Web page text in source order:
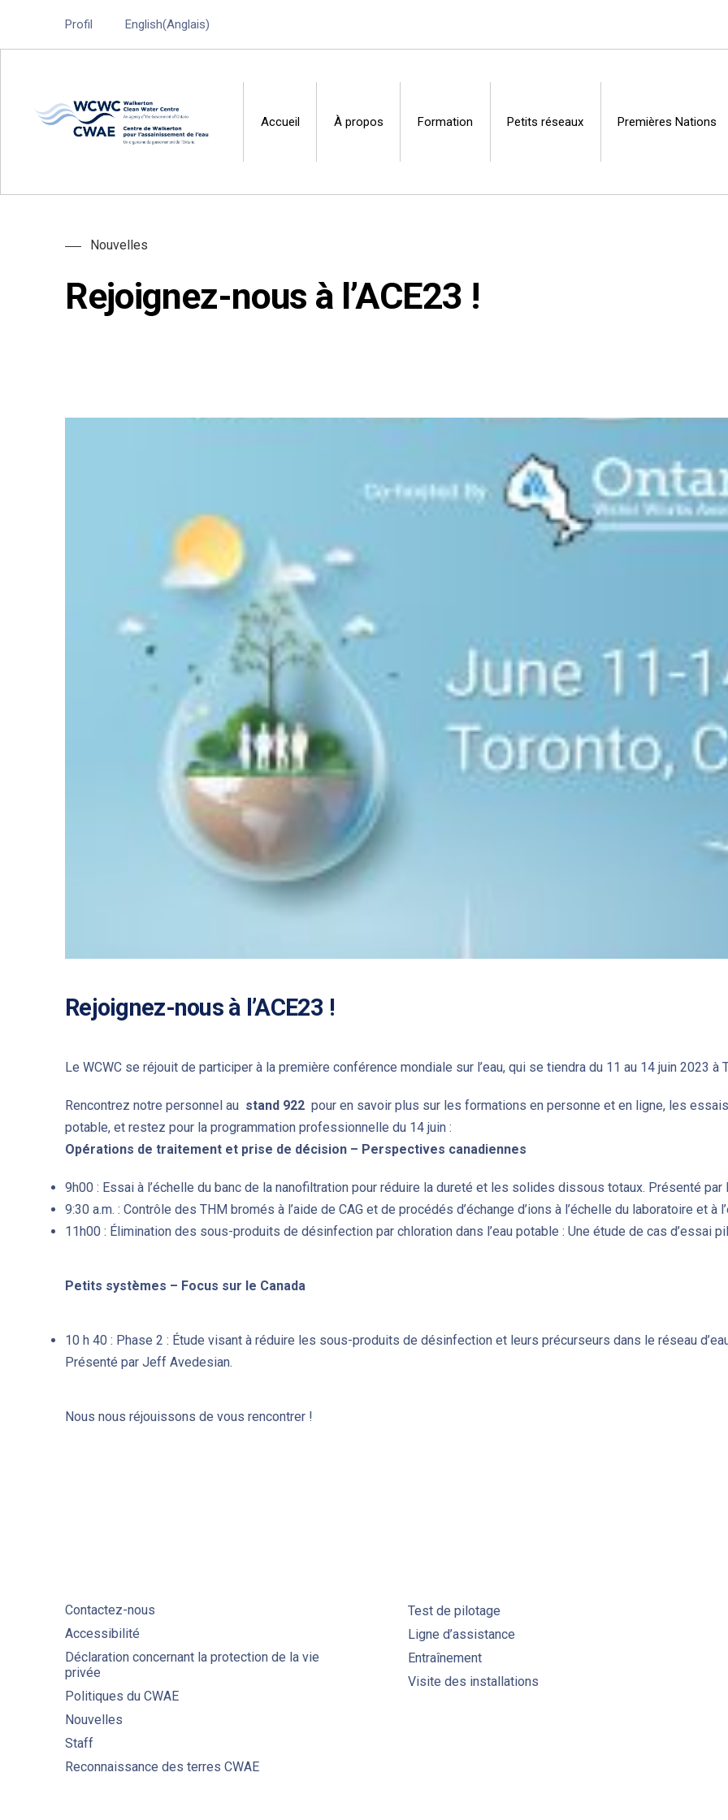
Profil English(Anglais)
Walkerton Clean Water Centre
Accueil À propos Formation Petits réseaux Premières Nations
Nouvelles
Rejoignez-nous à l’ACE23 !
Rejoignez-nous à l’ACE23 !
Le WCWC se réjouit de participer à la première conférence mondiale sur l’eau, qui se tiendra du 11 au 14 juin 2023 à
Rencontrez notre personnel au stand 922 pour en savoir plus sur les formations en personne et en ligne, les
potable, et restez pour la programmation professionnelle du 14 juin :
Opérations de traitement et prise de décision – Perspectives canadiennes
9h00 : Essai à l’échelle du banc de la nanofiltration pour réduire la dureté et les solides dissous totaux. Présenté par
9:30 a.m. : Contrôle des THM bromés à l’aide de CAG et de procédés d’échange d’ions à l’échelle du laboratoire et
11h00 : Élimination des sous-produits de désinfection par chloration dans l’eau potable : Une étude de cas d’essai
Petits systèmes – Focus sur le Canada
10 h 40 : Phase 2 : Étude visant à réduire les sous-produits de désinfection et leurs précurseurs dans le réseau
Présenté par Jeff Avedesian.
Nous nous réjouissons de vous rencontrer !
Contactez-nous
Accessibilité
Déclaration concernant la protection de la vie
privée
Politiques du CWAE
Nouvelles
Staff
Reconnaissance des terres CWAE
Test de pilotage
Ligne d’assistance
Entraînement
Visite des installations